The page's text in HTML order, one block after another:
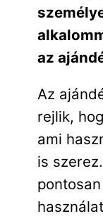
az
Az
rejlik,
ami
is